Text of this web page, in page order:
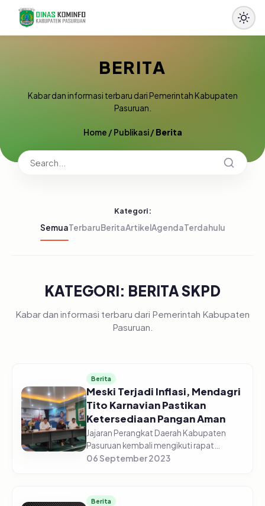
BERITA
Kabar dan informasi terbaru dari Pemerintah Kabupaten
Pasuruan.
Home /Publikasi/Berita
Kategori:
SemuaTerbaruBeritaArtikelAgendaTerdahulu
KATEGORI: BERITA SKPD
Kabar dan informasi terbaru dari Pemerintah Kabupaten
Pasuruan.
Berita
Meski Terjadi Inflasi, Mendagri
Tito Karnavian Pastikan
Ketersediaan Pangan Aman
Jajaran Perangkat Daerah Kabupaten
Pasuruan kembali mengikuti rapat
koordinasi pengendalian inflasi daerah
Dinas...
06 September 2023
Berita